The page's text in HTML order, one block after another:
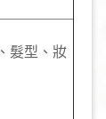
髮型、妝